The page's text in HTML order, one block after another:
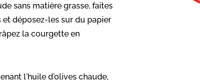
sans matière grasse, faites
déposez-les sur du papier
la courgette en
l'huile d'olives chaude,